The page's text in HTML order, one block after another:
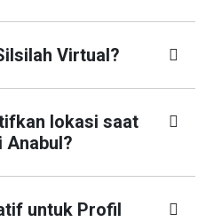
Virtual?
lokasi saat
Anabul?
untuk Profil